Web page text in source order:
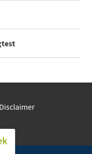
Disclaimer